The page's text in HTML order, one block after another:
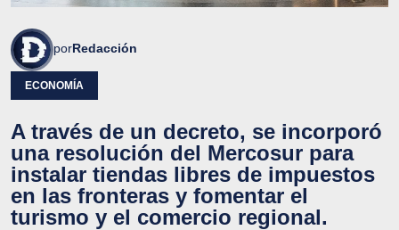
porRedacción
ECONOMÍA
A través de un decreto, se incorporó
una resolución del Mercosur para
instalar tiendas libres de impuestos
en las fronteras y fomentar el
turismo y el comercio regional.